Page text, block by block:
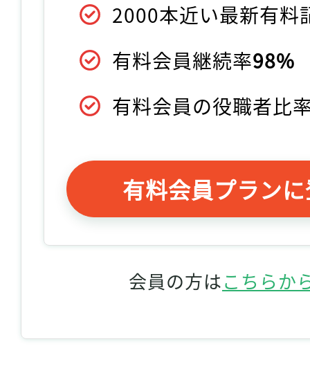
2000本近い最新有料
有料会員継続率98%
有料会員の役職者比
有料会員プラン
会員の方はこちらか